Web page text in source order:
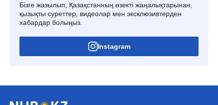
Бізге жазылып, Қазақстанның өзекті жаңалықтарынан,
қызықты суреттер, видеолар мен эксклюзивтерден
хабардар болыңыз.
Instagram